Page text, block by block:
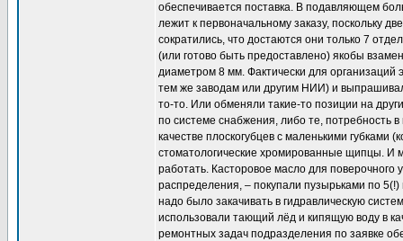
обеспечивается поставка. В подавляющем
лежит к первоначальному заказу, поскольку
сократились, что достаются они только 7
(или готово быть предоставлено) якобы
диаметром 8 мм. Фактически для организаций
тем же заводам или другим НИИ) и
то-то. Или обменяли такие-то позиции на
по системе снабжения, либо те, потребность
качестве плоскогубцев с маленькими губками
стоматологические хромированные щипцы. И
работать. Касторовое масло для поверочного
распределения, – покупали пузырьками по 5(!)
надо было закачивать в гидравлическую
использовали тающий лёд и кипящую воду в
ремонтных задач подразделения по заявке